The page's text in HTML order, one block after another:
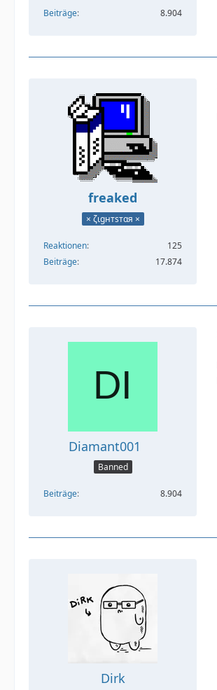
Beiträge 8.904
freaked
× ζιgнтѕтαя ×
Reaktionen
125
Beiträge
17.874
Diamant001
Banned
Beiträge 8.904
Dirk